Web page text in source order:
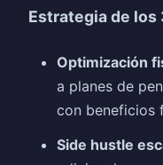
Estrategia de los
Optimización
a planes de
con beneficios
Side hustle